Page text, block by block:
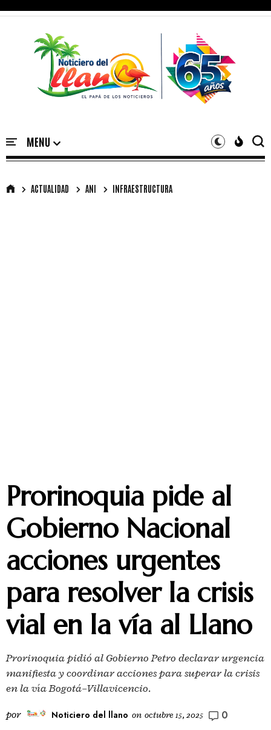
ACTUALIDAD ANI INFRAESTRUCTURA
Prorinoquia pide al
Gobierno Nacional
acciones urgentes
para resolver la crisis
vial en la vía al Llano
Prorinoquia pidió al Gobierno Petro declarar urgencia
manifiesta y coordinar acciones para superar la crisis
en la vía Bogotá–Villavicencio.
por Noticiero del llano on octubre 15, 2025 0